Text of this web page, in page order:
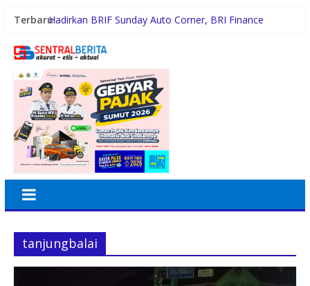
Terbaru:Hadirkan BRIF Sunday Auto Corner, BRI Finance
KAI Logistik Hadirkan Promo “Merdeka Ongkir” untuk
Holding Perkebunan Nusantara Dukung Kampus
Berbasis Perkebunan, Arya Sandhiyudha Jadi
Mahasiswa Angkatan Pertama Magister ITSI
Satres Narkoba Polres Asahan Amankan Pria Pengedar
Sabu, Sita 19,60 Gram Barang Bukti
Diduga Jadi Lokasi Transaksi Sabu, Timsus Anti
Narkoba Polres Asahan Amankan Seorang Pria dengan
tanjungbalai